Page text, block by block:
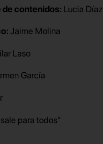
de contenidos: Lucia
Jaime Molina
Laso
García
para todos"